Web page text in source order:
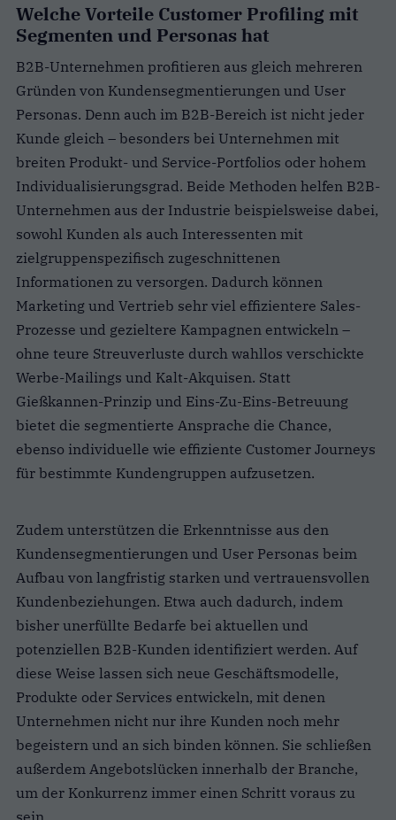
Welche Vorteile Customer Profiling mit
Segmenten und Personas hat
B2B-Unternehmen profitieren aus gleich mehreren
Gründen von Kundensegmentierungen und User
Personas. Denn auch im B2B-Bereich ist nicht jeder
Kunde gleich – besonders bei Unternehmen mit
breiten Produkt- und Service-Portfolios oder hohem
Individualisierungsgrad. Beide Methoden helfen B2B-
Unternehmen aus der Industrie beispielsweise dabei,
sowohl Kunden als auch Interessenten mit
zielgruppenspezifisch zugeschnittenen
Informationen zu versorgen. Dadurch können
Marketing und Vertrieb sehr viel effizientere Sales-
Prozesse und gezieltere Kampagnen entwickeln –
ohne teure Streuverluste durch wahllos verschickte
Werbe-Mailings und Kalt-Akquisen. Statt
Gießkannen-Prinzip und Eins-Zu-Eins-Betreuung
bietet die segmentierte Ansprache die Chance,
ebenso individuelle wie effiziente Customer Journeys
für bestimmte Kundengruppen aufzusetzen.
Zudem unterstützen die Erkenntnisse aus den
Kundensegmentierungen und User Personas beim
Aufbau von langfristig starken und vertrauensvollen
Kundenbeziehungen. Etwa auch dadurch, indem
bisher unerfüllte Bedarfe bei aktuellen und
potenziellen B2B-Kunden identifiziert werden. Auf
diese Weise lassen sich neue Geschäftsmodelle,
Produkte oder Services entwickeln, mit denen
Unternehmen nicht nur ihre Kunden noch mehr
begeistern und an sich binden können. Sie schließen
außerdem Angebotslücken innerhalb der Branche,
um der Konkurrenz immer einen Schritt voraus zu
sein.